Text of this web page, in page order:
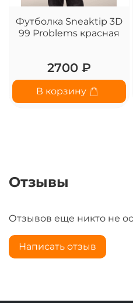
Футболка Sneaktip 3D
99 Problems красная
2700 ₽
В корзину
Отзывы
Отзывов еще никто не
Написать отзыв